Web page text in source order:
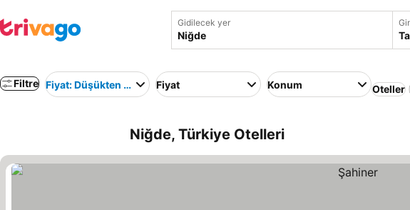
Gidilecek yer
Filtre Fiyat: Düşükten yükseğeFiyat Konum Oteller
Niğde, Türkiye Otelleri